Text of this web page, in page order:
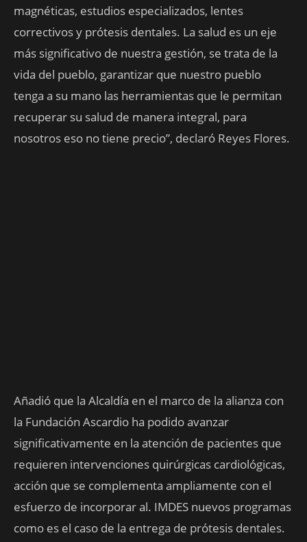
magnéticas, estudios especializados, lentes
correctivos y prótesis dentales. La salud es un eje
más significativo de nuestra gestión, se trata de la
vida del pueblo, garantizar que nuestro pueblo
tenga a su mano las herramientas que le permitan
recuperar su salud de manera integral, para
nosotros eso no tiene precio”, declaró Reyes Flores.
Añadió que la Alcaldía en el marco de la alianza con
la Fundación Ascardio ha podido avanzar
significativamente en la atención de pacientes que
requieren intervenciones quirúrgicas cardiológicas,
acción que se complementa ampliamente con el
esfuerzo de incorporar al. IMDES nuevos programas
como es el caso de la entrega de prótesis dentales.